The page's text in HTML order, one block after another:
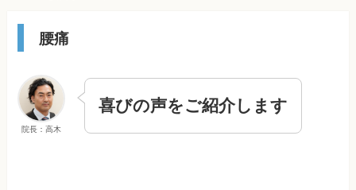
腰痛
院長：高木
喜びの声をご紹介します